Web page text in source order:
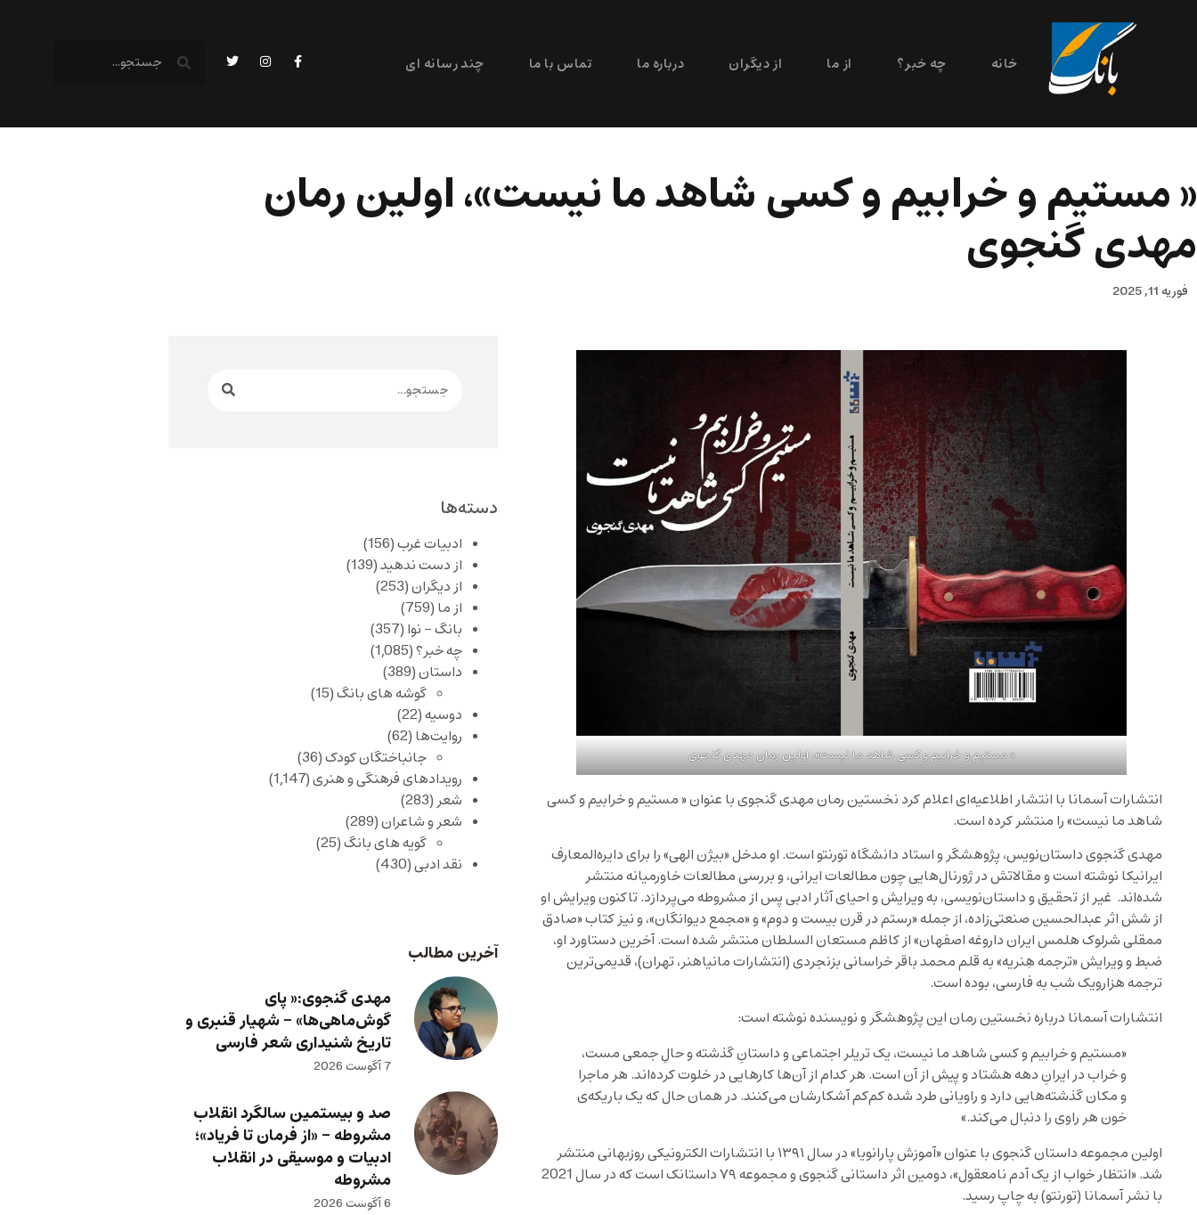
خانه چه خبر؟ از ما از دیگران درباره ما تماس با ما چند رسانه ای
« مستیم و خرابیم و کسی شاهد ما نیست»، اولین رمان
مهدی گنجوی
فوریه 11, 2025
« مستیم و خرابیم و کسی شاهد ما نیست»، اولین رمان مهدی گنجوی
انتشارات آسمانا با انتشار اطلاعیه‌ای اعلام کرد نخستین رمان مهدی گنجوی با عنوان « مستیم و خرابیم و کسی
شاهد ما نیست» را منتشر کرده است.
مهدی گنجوی داستان‌نویس، پژوهشگر و استاد دانشگاه تورنتو است. او مدخل «بیژن الهی» را برای دایره‌المعارف
ایرانیکا نوشته است و مقالاتش در ژورنال‌هایی چون مطالعات ایرانی، و بررسی مطالعات خاورمیانه منتشر
شده‌اند. غیر از تحقیق و داستان‌نویسی، به ویرایش و احیای آثار ادبی پس از مشروطه می‌پردازد. تاکنون ویرایش او
از شش اثر عبدالحسین‌ صنعتی‌زاده، از جمله «رستم در قرن بیست و دوم» و «مجمع دیوانگان»، و نیز کتاب «صادق
ممقلی شرلوک هلمس ایران داروغه اصفهان» از کاظم مستعان السلطان منتشر شده است. آخرین دستاورد او،
ضبط و ویرایش «ترجمه هِنریه» به قلم محمد باقر خراسانی بزنجردی (انتشارات مانیاهنر، تهران)، قدیمی‌ترین
ترجمه هزارو‌یک شب به فارسی، بوده است.
انتشارات آسمانا درباره نخستین رمان این پژوهشگر و نویسنده نوشته است:
«مستیم و خرابیم و کسی شاهد ما نیست، یک تریلر اجتماعی و داستان‌ِ گذشته و حالِ جمعی مست،
و خراب در ایرانِ دهه هشتاد و پیش از آن است. هر کدام از آن‌ها کارهایی در خلوت کرده‌اند. هر ماجرا
و مکان‌ گذشته‌هایی دارد و راویانی طرد شده کم‌کم آشکارشان می‌کنند. در همان حال که یک باریکه‌ی
خون هر راوی را دنبال می‌کند.»
اولین مجموعه داستان گنجوی با عنوان «آموزش پارانویا» در سال ۱۳۹۱ با انتشارات الکترونیکی روزبهانی منتشر
شد. «انتظار خواب از یک آدم نامعقول»، دومین اثر داستانی گنجوی و مجموعه ۷۹ داستانک است که در سال 2021
با نشر آسمانا (تورنتو) به چاپ رسید.
دسته‌ها
ادبیات غرب(156)
از دست ندهید(139)
از دیگران(253)
از ما (759)
بانگ – نوا (357)
چه خبر؟(1,085)
داستان(389)
گوشه های بانگ(15)
دوسیه(22)
روایت‌ها (62)
جانباختگان کودک(36)
رویدادهای فرهنگی و هنری(1,147)
شعر(283)
شعر و شاعران(289)
گویه های بانگ(25)
نقد ادبی(430)
آخرین مطالب
مهدی گنجوی:« پای
گوش‌ماهی‌ها» – شهیار قنبری و
تاریخ شنیداری شعر فارسی
7 آگوست 2026
صد و بیستمین سالگرد انقلاب
مشروطه – «از فرمان تا فریاد»؛
ادبیات و موسیقی در انقلاب
مشروطه
6 آگوست 2026